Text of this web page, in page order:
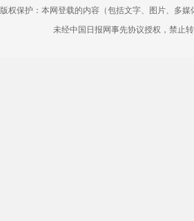
版权保护：本网登载的内容（包括文字、图片、多
未经中国日报网事先协议授权，禁止